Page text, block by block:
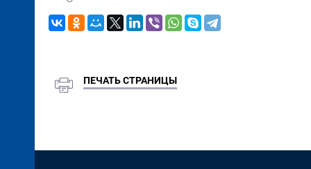
ПЕЧАТЬ СТРАНИЦЫ